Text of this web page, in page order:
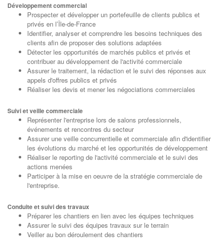
Développement commercial
Prospecter et développer un portefeuille de clients publics et
privés en l’Île-de-France
Identifier, analyser et comprendre les besoins techniques des
clients afin de proposer des solutions adaptées
Détecter les opportunités de marchés publics et privés et
contribuer au développement de l'activité commerciale
Assurer le traitement, la rédaction et le suivi des réponses aux
appels d'offres publics et privés
Réaliser les devis et mener les négociations commerciales
Suivi et veille commerciale
Représenter l'entreprise lors de salons professionnels,
événements et rencontres du secteur
Assurer une veille concurrentielle et commerciale afin d'identifier
les évolutions du marché et les opportunités de développement
Réaliser le reporting de l'activité commerciale et le suivi des
actions menées
Participer à la mise en oeuvre de la stratégie commerciale de
l'entreprise.
Conduite et suivi des travaux
Préparer les chantiers en lien avec les équipes techniques
Assurer le suivi des équipes travaux sur le terrain
Veiller au bon déroulement des chantiers